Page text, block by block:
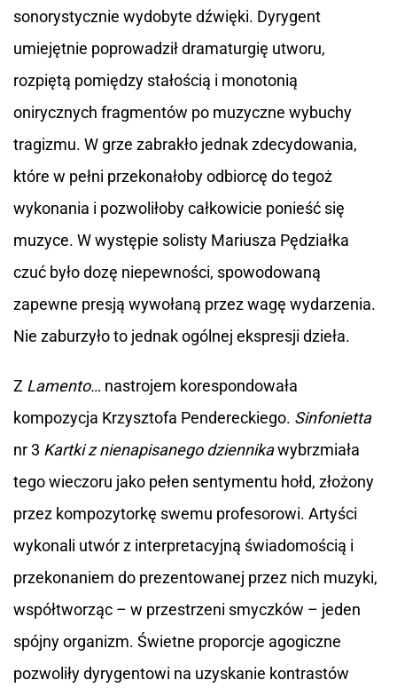
sonorystycznie wydobyte dźwięki. Dyrygent
umiejętnie poprowadził dramaturgię utworu,
rozpiętą pomiędzy stałością i monotonią
onirycznych fragmentów po muzyczne wybuchy
tragizmu. W grze zabrakło jednak zdecydowania,
które w pełni przekonałoby odbiorcę do tegoż
wykonania i pozwoliłoby całkowicie ponieść się
muzyce. W występie solisty Mariusza Pędziałka
czuć było dozę niepewności, spowodowaną
zapewne presją wywołaną przez wagę wydarzenia.
Nie zaburzyło to jednak ogólnej ekspresji dzieła.
Z Lamento… nastrojem korespondowała
kompozycja Krzysztofa Pendereckiego. Sinfonietta
nr 3 Kartki z nienapisanego dziennikawybrzmiała
tego wieczoru jako pełen sentymentu hołd, złożony
przez kompozytorkę swemu profesorowi. Artyści
wykonali utwór z interpretacyjną świadomością i
przekonaniem do prezentowanej przez nich muzyki,
współtworząc – w przestrzeni smyczków – jeden
spójny organizm. Świetne proporcje agogiczne
pozwoliły dyrygentowi na uzyskanie kontrastów